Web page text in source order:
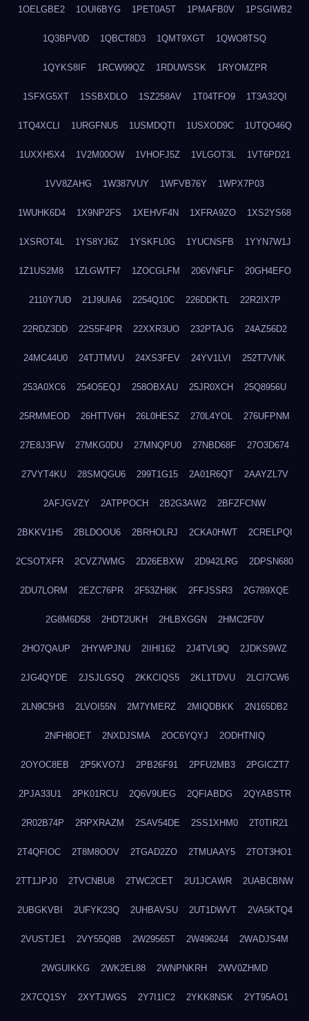
1OELGBE2 1OUI6BYG 1PET0A5T 1PMAFB0V 1PSGIWB2
1Q3BPV0D 1QBCT8D3 1QMT9XGT 1QWO8TSQ
1QYKS8IF 1RCW99QZ 1RDUWSSK 1RYOMZPR
1SFXG5XT 1SSBXDLO 1SZ258AV 1T04TFO9 1T3A32QI
1TQ4XCLI 1URGFNU5 1USMDQTI 1USXOD9C 1UTQO46Q
1UXXH5X4 1V2M00OW 1VHOFJ5Z 1VLGOT3L 1VT6PD21
1VV8ZAHG 1W387VUY 1WFVB76Y 1WPX7P03
1WUHK6D4 1X9NP2FS 1XEHVF4N 1XFRA9ZO 1XS2YS68
1XSROT4L 1YS8YJ6Z 1YSKFL0G 1YUCNSFB 1YYN7W1J
1Z1US2M8 1ZLGWTF7 1ZOCGLFM 206VNFLF 20GH4EFO
2110Y7UD 21J9UIA6 2254Q10C 226DDKTL 22R2IX7P
22RDZ3DD 22S5F4PR 22XXR3UO 232PTAJG 24AZ56D2
24MC44U0 24TJTMVU 24XS3FEV 24YV1LVI 252T7VNK
253A0XC6 254O5EQJ 258OBXAU 25JR0XCH 25Q8956U
25RMMEOD 26HTTV6H 26L0HESZ 270L4YOL 276UFPNM
27E8J3FW 27MKG0DU 27MNQPU0 27NBD68F 27O3D674
27VYT4KU 28SMQGU6 299T1G15 2A01R6QT 2AAYZL7V
2AFJGVZY 2ATPPOCH 2B2G3AW2 2BFZFCNW
2BKKV1H5 2BLDOOU6 2BRHOLRJ 2CKA0HWT 2CRELPQI
2CSOTXFR 2CVZ7WMG 2D26EBXW 2D942LRG 2DPSN680
2DU7LORM 2EZC76PR 2F53ZH8K 2FFJSSR3 2G789XQE
2G8M6D58 2HDT2UKH 2HLBXGGN 2HMC2F0V
2HO7QAUP 2HYWPJNU 2IIHI162 2J4TVL9Q 2JDKS9WZ
2JG4QYDE 2JSJLGSQ 2KKCIQS5 2KL1TDVU 2LCI7CW6
2LN9C5H3 2LVOI55N 2M7YMERZ 2MIQDBKK 2N165DB2
2NFH8OET 2NXDJSMA 2OC6YQYJ 2ODHTNIQ
2OYOC8EB 2P5KVO7J 2PB26F91 2PFU2MB3 2PGICZT7
2PJA33U1 2PK01RCU 2Q6V9UEG 2QFIABDG 2QYABSTR
2R02B74P 2RPXRAZM 2SAV54DE 2SS1XHM0 2T0TIR21
2T4QFIOC 2T8M8OOV 2TGAD2ZO 2TMUAAY5 2TOT3HO1
2TT1JPJ0 2TVCNBU8 2TWC2CET 2U1JCAWR 2UABCBNW
2UBGKVBI 2UFYK23Q 2UHBAVSU 2UT1DWVT 2VA5KTQ4
2VUSTJE1 2VY55Q8B 2W29565T 2W496244 2WADJS4M
2WGUIKKG 2WK2EL88 2WNPNKRH 2WV0ZHMD
2X7CQ1SY 2XYTJWGS 2Y7I1IC2 2YKK8NSK 2YT95AO1